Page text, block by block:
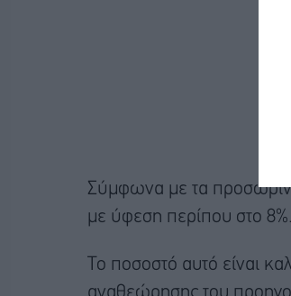
Σύμφωνα με τα
με ύφεση περίπου στο 8%.
Το ποσοστό αυτό είναι